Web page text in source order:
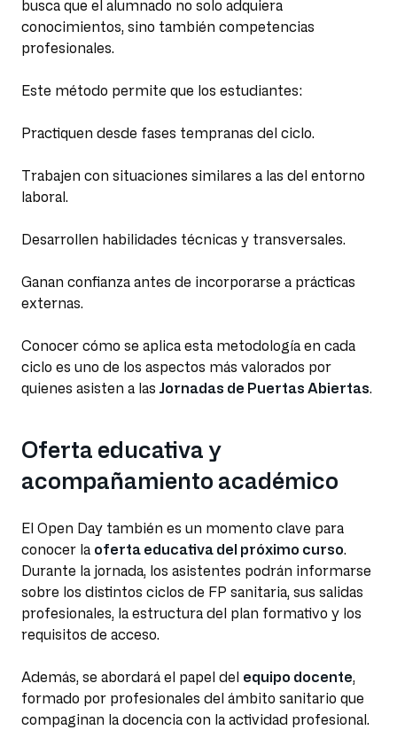
busca que el alumnado no solo adquiera
conocimientos, sino también competencias
profesionales.
Este método permite que los estudiantes:
Practiquen desde fases tempranas del ciclo.
Trabajen con situaciones similares a las del entorno
laboral.
Desarrollen habilidades técnicas y transversales.
Ganan confianza antes de incorporarse a prácticas
externas.
Conocer cómo se aplica esta metodología en cada
ciclo es uno de los aspectos más valorados por
quienes asisten a las Jornadas de Puertas Abiertas.
Oferta educativa y
acompañamiento académico
El Open Day también es un momento clave para
conocer la oferta educativa del próximo curso.
Durante la jornada, los asistentes podrán informarse
sobre los distintos ciclos de FP sanitaria, sus salidas
profesionales, la estructura del plan formativo y los
requisitos de acceso.
Además, se abordará el papel del equipo docente,
formado por profesionales del ámbito sanitario que
compaginan la docencia con la actividad profesional.